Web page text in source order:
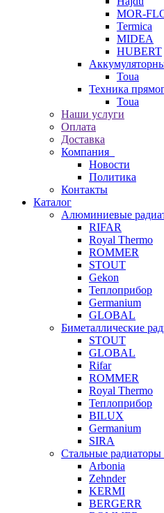
MOR-
Termica
MIDEA
HUBERT
Toua
Техника
Toua
Наши услуги
Оплата
Доставка
Компания
Новости
Политика
Контакты
Каталог
Алюминиевые
RIFAR
Royal Thermo
ROMMER
STOUT
Gekon
Теплоприбор
Germanium
GLOBAL
Биметаллические
STOUT
GLOBAL
Rifar
ROMMER
Royal Thermo
Теплоприбор
BILUX
Germanium
SIRA
Стальные радиаторы
Arbonia
Zehnder
KERMI
BERGERR